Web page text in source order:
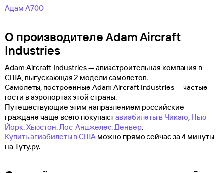
Адам А700
О производителе Adam Aircraft
Industries
Adam Aircraft Industries — авиастроительная компания в
США, выпускающая 2 модели самолетов.
Самолеты, построенные Adam Aircraft Industries — частые
гости в аэропортах этой страны.
Путешествующие этим направлением российские
граждане чаще всего покупаютавиабилеты в Чикаго, Нью-
Йорк,Хьюстон,Лос-Анджелес,Денвер.
Купить авиабилеты в США можно прямо сейчас за 4 минуты
на Туту.ру.